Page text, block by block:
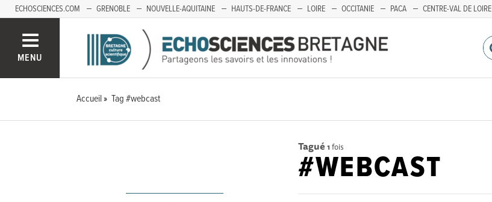
ECHOSCIENCES.COM GRENOBLE NOUVELLE-AQUITAINE HAUTS-DE-FRANCE LOIRE OCCITANIE PACA CENTRE-VAL DE LOIRE
MENU
Accueil Tag #webcast
Tagué 1 fois
#WEBCAST